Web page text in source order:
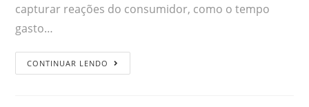
capturar reações do consumidor, como o tempo
gasto…
CONTINUAR LENDO